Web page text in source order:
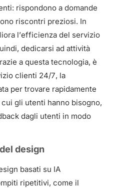
rispondono a domande
riscontri preziosi. In
l’efficienza del servizio
dedicarsi ad attività
a questa tecnologia, è
clienti 24/7, la
per trovare rapidamente
gli utenti hanno bisogno,
dagli utenti in modo
design
basati su IA
ripetitivi, come il